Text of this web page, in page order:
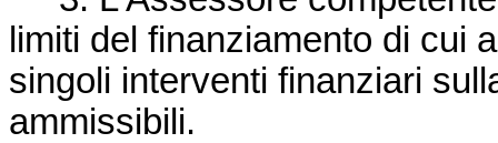
limiti del finanziamento di cui
singoli interventi finanziari
ammissibili.